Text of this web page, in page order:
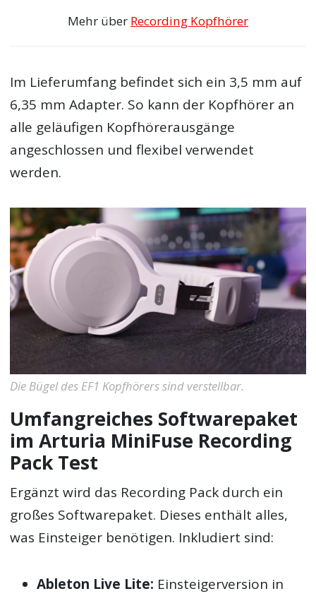
Mehr über Recording Kopfhörer
Im Lieferumfang befindet sich ein 3,5 mm auf
6,35 mm Adapter. So kann der Kopfhörer an
alle geläufigen Kopfhörerausgänge
angeschlossen und flexibel verwendet
werden.
Die Bügel des EF1 Kopfhörers sind verstellbar.
Umfangreiches Softwarepaket
im Arturia MiniFuse Recording
Pack Test
Ergänzt wird das Recording Pack durch ein
großes Softwarepaket. Dieses enthält alles,
was Einsteiger benötigen. Inkludiert sind:
Ableton Live Lite: Einsteigerversion in